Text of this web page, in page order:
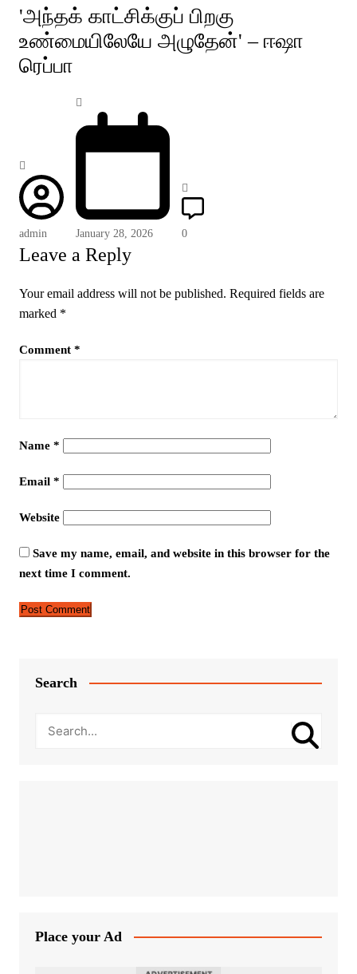
'அந்தக் காட்சிக்குப் பிறகு
உண்மையிலேயே அழுதேன்' – ஈஷா
ரெப்பா
admin January 28, 2026 0
Leave a Reply
Your email address will not be published. Required fields are
marked *
Comment *
Name *
Email *
Website
Save my name, email, and website in this browser for the
next time I comment.
Search
Place your Ad